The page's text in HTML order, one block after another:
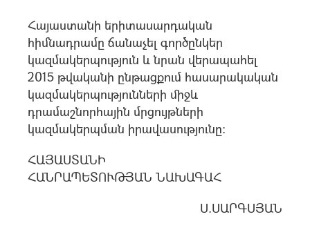
Հայաստանի երիտասարդական
հիմնադրամը ճանաչել գործընկեր
կազմակերպություն և նրան վերապահել
2015 թվականի ընթացքում հաuարակական
կազմակերպությունների միջև
դրամաշնորհային մրցույթների
կազմակերպման իրավաuությունը:
ՀԱՅԱՍՏԱՆԻ
ՀԱՆՐԱՊԵՏՈՒԹՅԱՆ ՆԱԽԱԳԱՀ
Ս.ՍԱՐԳՍՅԱՆ